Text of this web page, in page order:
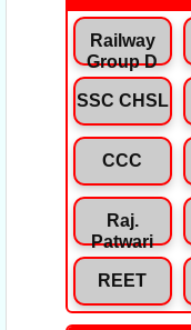
Railway
Group D
SSC CHSL
CCC
Raj.
Patwari
REET